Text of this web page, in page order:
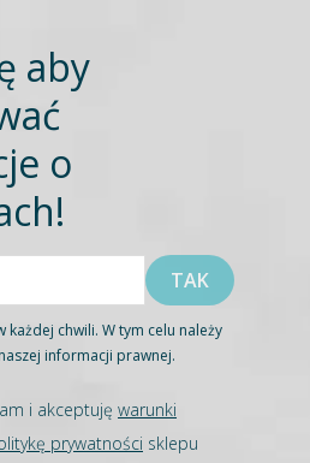
aby
o
każdej chwili. W tym celu należy
informacji prawnej.
i akceptuję warunki
prywatności sklepu